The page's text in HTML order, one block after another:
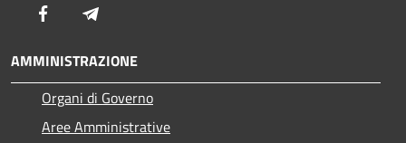
Facebook
AMMINISTRAZIONE
Organi di Governo
Aree Amministrative